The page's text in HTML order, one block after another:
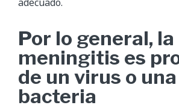
Por lo general, la
meningitis es
de un virus o una
bacteria